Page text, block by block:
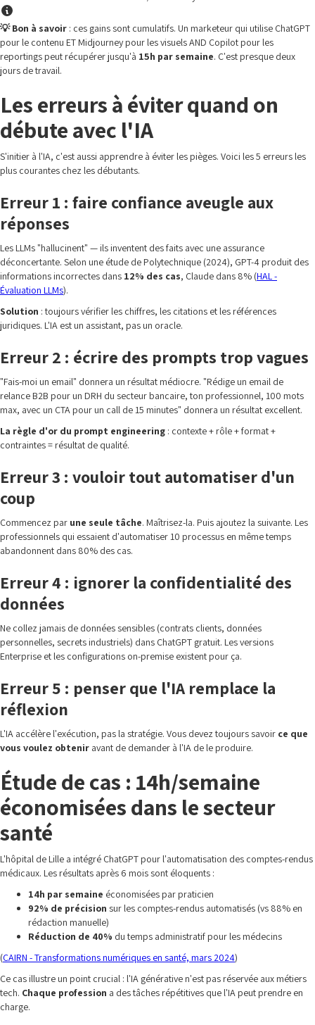
💡 Bon à savoir : ces gains sont cumulatifs. Un marketeur qui utilise ChatGPT
pour le contenu ET Midjourney pour les visuels AND Copilot pour les
reportings peut récupérer jusqu'à 15h par semaine. C'est presque deux
jours de travail.
Les erreurs à éviter quand on
débute avec l'IA
S'initier à l'IA, c'est aussi apprendre à éviter les pièges. Voici les 5 erreurs les
plus courantes chez les débutants.
Erreur 1 : faire confiance aveugle aux
réponses
Les LLMs "hallucinent" — ils inventent des faits avec une assurance
déconcertante. Selon une étude de Polytechnique (2024), GPT-4 produit des
informations incorrectes dans 12% des cas, Claude dans 8% (HAL -
Évaluation LLMs).
Solution : toujours vérifier les chiffres, les citations et les références
juridiques. L'IA est un assistant, pas un oracle.
Erreur 2 : écrire des prompts trop vagues
"Fais-moi un email" donnera un résultat médiocre. "Rédige un email de
relance B2B pour un DRH du secteur bancaire, ton professionnel, 100 mots
max, avec un CTA pour un call de 15 minutes" donnera un résultat excellent.
La règle d'or du prompt engineering : contexte + rôle + format +
contraintes = résultat de qualité.
Erreur 3 : vouloir tout automatiser d'un
coup
Commencez par une seule tâche. Maîtrisez-la. Puis ajoutez la suivante. Les
professionnels qui essaient d'automatiser 10 processus en même temps
abandonnent dans 80% des cas.
Erreur 4 : ignorer la confidentialité des
données
Ne collez jamais de données sensibles (contrats clients, données
personnelles, secrets industriels) dans ChatGPT gratuit. Les versions
Enterprise et les configurations on-premise existent pour ça.
Erreur 5 : penser que l'IA remplace la
réflexion
L'IA accélère l'exécution, pas la stratégie. Vous devez toujours savoir ce que
vous voulez obtenir avant de demander à l'IA de le produire.
Étude de cas : 14h/semaine
économisées dans le secteur
santé
L'hôpital de Lille a intégré ChatGPT pour l'automatisation des comptes-rendus
médicaux. Les résultats après 6 mois sont éloquents :
14h par semaine économisées par praticien
92% de précision sur les comptes-rendus automatisés (vs 88% en
rédaction manuelle)
Réduction de 40% du temps administratif pour les médecins
(CAIRN - Transformations numériques en santé, mars 2024)
Ce cas illustre un point crucial : l'IA générative n'est pas réservée aux métiers
tech. Chaque profession a des tâches répétitives que l'IA peut prendre en
charge.